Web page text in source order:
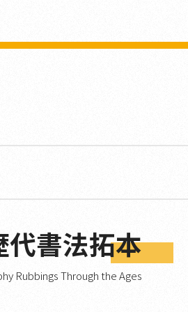
代書法拓本
Rubbings Through the Ages